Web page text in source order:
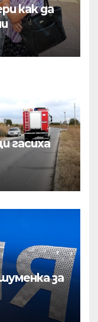
как да
гасиха
за